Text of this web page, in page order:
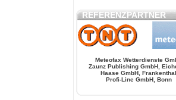
REFERENZPARTNER
Meteofax Wetterdienste
Zaunz Publishing GmbH,
Haase GmbH, Frankenthal
Profi-Line GmbH, Bonn